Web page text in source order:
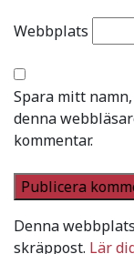
Webbplats
Spara mitt
denna
kommentar.
Denna
skräppost. Lär